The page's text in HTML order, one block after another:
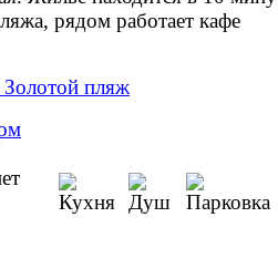
рядом работает кафе
пляж